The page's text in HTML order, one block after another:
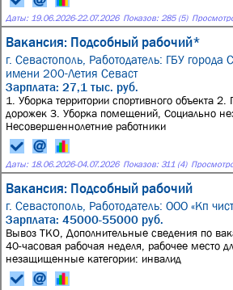
Даты: 19.06.2026-22.07.2026 Показов: 285 (5)
Вакансия: Подсобный рабочий*
г. Севастополь, Работодатель: ГБУ города
имени 200-Летия Севаст
Зарплата: 27,1 тыс. руб.
1. Уборка территории спортивного объекта 2.
дорожек 3. Уборка помещений, Социально
Несовершеннолетние работники
Даты: 18.06.2026-04.07.2026 Показов: 311 (4)
Вакансия: Подсобный рабочий
г. Севастополь, Работодатель: ООО «Кп
Зарплата: 45000-55000 руб.
Вывоз ТКО, Дополнительные сведения по
40-часовая рабочая неделя, рабочее место
незащищенные категории: инвалид